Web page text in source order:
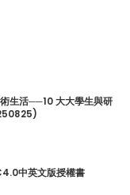
生活──10 大大學生與研
中英文版授權書